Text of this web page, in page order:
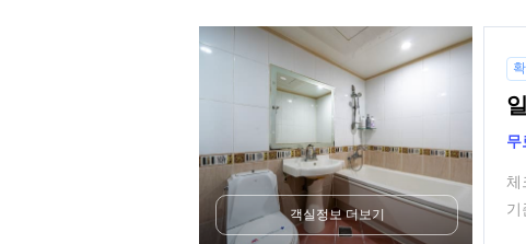
객실정보 더보기
무
기